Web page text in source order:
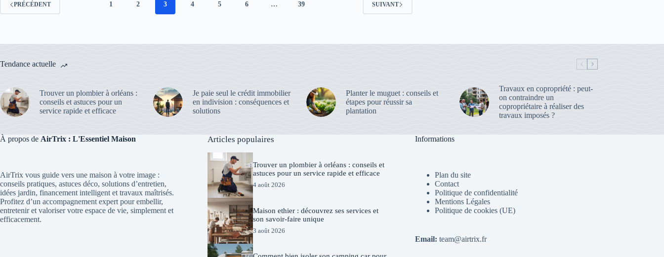
PRÉCÉDENT 1 2 3 4 5 6 … 39 SUIVANT
Tendance actuelle
Trouver un plombier à orléans :
conseils et astuces pour un
service rapide et efficace
Je paie seul le crédit immobilier
en indivision : conséquences et
solutions
Planter le muguet : conseils et
étapes pour réussir sa
plantation
Travaux en copropriété : peut-
on contraindre un
copropriétaire à réaliser des
travaux imposés ?
À propos de AirTrix : L'Essentiel Maison
AirTrix vous guide vers une maison à votre image :
conseils pratiques, astuces déco, solutions d’entretien,
idées jardin, financement intelligent et travaux maîtrisés.
Profitez d’un accompagnement expert pour embellir,
entretenir et valoriser votre espace de vie, simplement et
efficacement.
Articles populaires
Trouver un plombier à orléans : conseils et
astuces pour un service rapide et efficace
4 août 2026
Maison ethier : découvrez ses services et
son savoir-faire unique
3 août 2026
Informations
Plan du site
Contact
Politique de confidentialité
Mentions Légales
Politique de cookies (UE)
Email: team@airtrix.fr